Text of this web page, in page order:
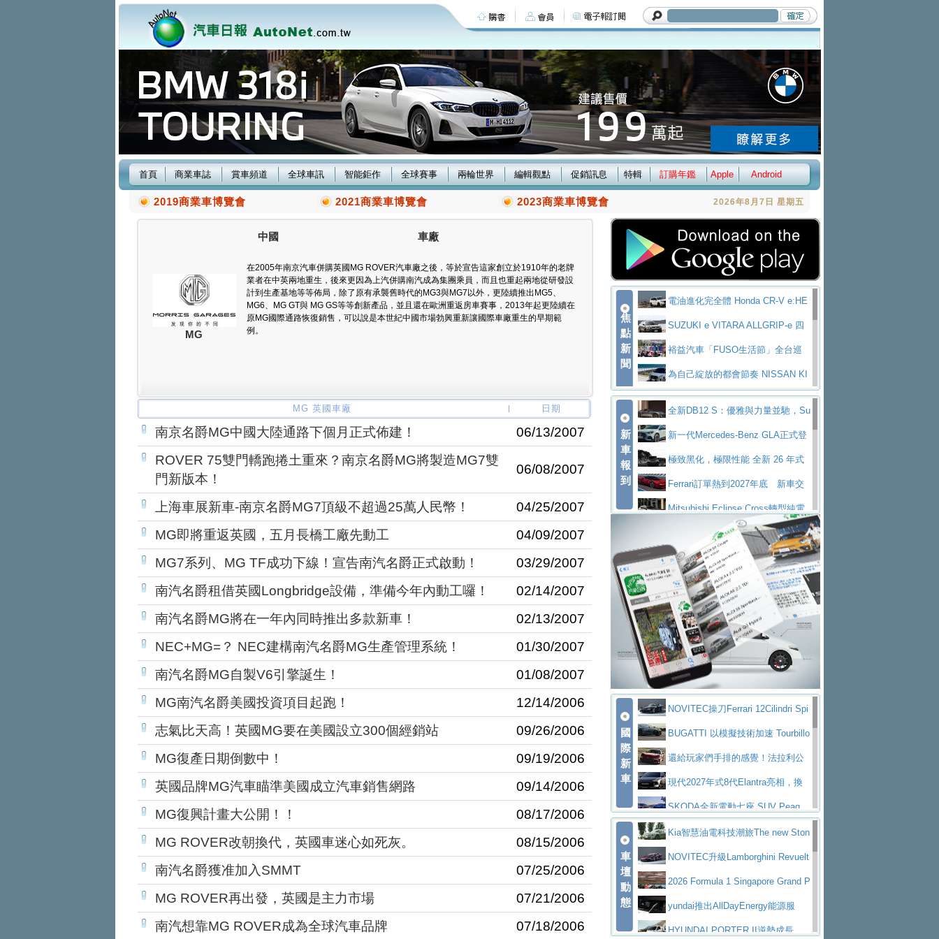
首頁 商業車誌 賞車頻道 全球車訊 智能鉅作 全球賽事 兩輪世界 編輯觀點 促銷訊息 特輯 訂購年鑑 Apple Android
2019商業車博覽會 2021商業車博覽會 2023商業車博覽會 2026年8月7日 星期五
MG
中國 車廠
在2005年南京汽車併購英國MG ROVER汽車廠之後，等於宣告這家創立於1910年的老牌
業者在中英兩地重生，後來更因為上汽併購南汽成為集團乘員，而且也重起兩地從研發設
計到生產基地等等佈局，除了原有承襲舊時代的MG3與MG7以外，更陸續推出MG5、
MG6、MG GT與 MG GS等等創新產品，並且還在歐洲重返房車賽事，2013年起更陸續在
原MG國際通路恢復銷售，可以說是本世紀中國市場勃興重新讓國際車廠重生的早期範
例。
MG 英國車廠 日期
南京名爵MG中國大陸通路下個月正式佈建！
06/13/2007
ROVER 75雙門轎跑捲土重來？南京名爵MG將製造MG7雙
門新版本！
06/08/2007
上海車展新車-南京名爵MG7頂級不超過25萬人民幣！
04/25/2007
MG即將重返英國，五月長橋工廠先動工
04/09/2007
MG7系列、MG TF成功下線！宣告南汽名爵正式啟動！
03/29/2007
南汽名爵租借英國Longbridge設備，準備今年內動工囉！
02/14/2007
南汽名爵MG將在一年內同時推出多款新車！
02/13/2007
NEC+MG=？ NEC建構南汽名爵MG生產管理系統！
01/30/2007
南汽名爵MG自製V6引擎誕生！
01/08/2007
MG南汽名爵美國投資項目起跑！
12/14/2006
志氣比天高！英國MG要在美國設立300個經銷站
09/26/2006
MG復產日期倒數中！
09/19/2006
英國品牌MG汽車瞄準美國成立汽車銷售網路
09/14/2006
MG復興計畫大公開！！
08/17/2006
MG ROVER改朝換代，英國車迷心如死灰。
08/15/2006
南汽名爵獲准加入SMMT
07/25/2006
MG ROVER再出發，英國是主力市場
07/21/2006
南汽想靠MG ROVER成為全球汽車品牌
07/18/2006
焦
點
新
聞
電油進化完全體 Honda CR-V e:HE
V PrestigeSUZUKI e VITARA ALLGRIP-e 四
驅精神的純電新詮釋
裕益汽車「FUSO生活節」全台巡
迴 結合生活體驗、交通安全與購車優惠
為自己綻放的都會節奏 NISSAN KI
CKS SAKURA為品味獨具層峰買家打造的頂級座
駕，MAZDA CX-90 33T AWD Premium Ca
ptain Seat
EV
技的座駕! Ford Territory中型油電休旅
SO Super Great今日在台登場，結合先進安
ntis四品牌經銷權，全新多品牌旗艦展示中
心開幕啟用
屏東特搜大隊再添新利器 SITRAK
救助器材車買氣不衰、SUZUKI經銷商勇於開啟
全新大店，新北都鈴木占地500坪土城旗艦
展示中心開幕
2025第七屆ISUZU運轉職人挑戰賽
熱血登場 展現極致車技與專業職人精神
H2GP世界總決賽圓滿落幕 台灣團
隊表現精彩淨零減碳指標性應用 純電動水泥預
拌車 消防車除了滅火裝備還需要什麼？
一探SITRAK “準” 消防車的究竟
大益金龍初試啼聲，汽柴油5噸貨車
不是對手正宗年鑑2025年全球自動車年鑑1月
下旬問世！2024第六屆ISUZU運轉職人挑戰賽
首度前進南台灣熱烈開戰
豪華電能休旅新星 Audi Q4 Sportba
ck 55 e-tron S lineScania Taiwan 逆風而行，加深力
道投資布局
新
車
報
到
全新DB12 S：優雅與力量並馳，Su
per Tourer的顛峰之作
新一代Mercedes-Benz GLA正式登
場 續航最高657公里、支援320kW快充
極致黑化，極限性能 全新 26 年式
DEFENDER OCTA BLACK 限量登台
Ferrari訂單熱到2027年底 新車交
付至少得等一年以上
Mitsubishi Eclipse Cross轉型純電
休旅 87kWh電池續航超過600公里
全新BMW 318i Touring豪華旅行車
全台限量200台 進化現型
不等零關稅的紅利，Jeep品牌今日
起展開首批車交車Volvo EX60 即將叩關，靜肅性、底
盤與數位介面搶先揭露
Audi Q9 將於 2026 年底上市 旗艦
大型 SUV 鎖定七人座豪華市場
BMW攜手漫威電影【蜘蛛人：重生
日】 Skoda 發表全新 Peaq 內裝：七人
座純電旗艦 SUV，行李廂最大可達 935 公
升
全新純電 Mercedes-Benz C 400 4
MATIC Electric 登場
奢華與科技大躍進，MAZDA全新3
代CX-5全方位進化提前亮相並展開預售94.9
萬起
馬自達公布 2027 年式 MX-5 更
新，新增 Yakudo 特別版
Skoda Peaq 發表全新電動動力系
統 最長續航逾 640 公里、支援雙向供電
BMW M2 首度導入 xDrive 四驅，
美國與瑞士需求成關鍵推手
The all-new T-Roc 魅力 自成焦點
Maserati GT2 Stradale「Tribute to
MC12」全球首度亮相
迎接 RANGE ROVER 品牌家族第
五位成員 全新 RANGE ROVER GT 預告登
場
造型華麗時尚、科技座艙再進化，P
eugeot 208小改款發表上市94.8萬起
國
際
新
車
NOVITEC操刀Ferrari 12Cilindri Spi
der 碳纖維空力、鍛造輪圈與Inconel排氣
上身
BUGATTI 以模擬技術加速 Tourbillo
n 動態開發還給玩家們手排的感覺！法拉利公
布12Cilidri Manaule手排超跑產品細節
現代2027年式8代Elantra亮相，換
裝更銳利的造型、更先進的資訊娛樂系統及
更高效的動力
SKODA全新電動七座 SUV Peaq
問世，擁有品牌史上最寬敞且豪華的座艙
AUDI推出首款高性能油電超跑Nuvo
lari，0到100公里加速2.6秒、極速350公里
／小時
百年三叉戟傳奇再啟程 Maserati 重
返 1000 Miglia 傳承競速榮耀
法拉利首款純電跑車Luce亮相，最
大馬力超過1000匹並具備530公里最大續航
里程
小車大空間、座艙科技更先進，SK
ODA發表全新純電跨界休旅Eipq祭平民化車
賓士AMG.EA專屬平台首作，Merc
車
壇
動
態
Kia智慧油電科技潮旅The new Ston
ic 1-7月累計銷量創歷史新高
NOVITEC升級Lamborghini Revuelt
o 綜效輸出增至1,048匹
2026 Formula 1 Singapore Grand P
rix 新加坡大獎賽 Audi 極速之旅開放報名
yundai推出AllDayEnergy能源服
務 讓電動車化身行動儲能系統
HYUNDAI PORTER II逆勢成長，